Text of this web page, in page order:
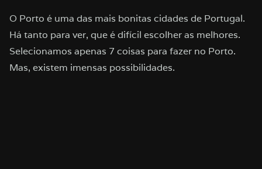
O Porto é uma das mais bonitas cidades de Portugal.
Há tanto para ver, que é difícil escolher as melhores.
Selecionamos apenas 7 coisas para fazer no Porto.
Mas, existem imensas possibilidades.